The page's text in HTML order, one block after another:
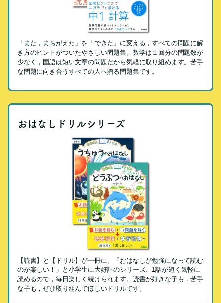
「また，まちがえた」を「できた」に変える，すべての問題に解
き方のヒントがついたやさしい問題集。数学は１回分の問題数が
少なく，国語は短い文章の問題だから気軽に取り組めます。苦手
な問題に向き合うすべての人へ贈る問題集です。
おはなしドリルシリーズ
【読書】と【ドリル】が一冊に。「おはなしが勉強になって読む
のが楽しい！」と小学生に大好評のシリーズ。1話が短く気軽に
読めるので，毎日楽しく続けられます。読書が好きな子も，苦手
な子も，ぜひ取り組んでほしいドリルです。